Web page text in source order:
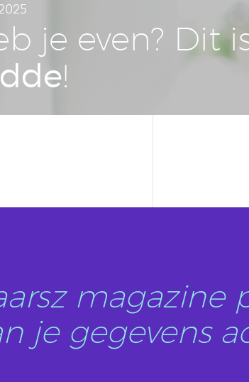
je even? Dit
!
magazine
je gegevens